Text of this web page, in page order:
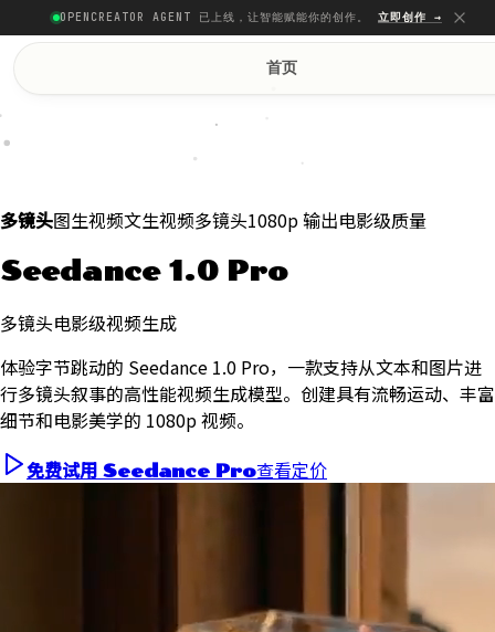
OPENCREATOR AGENT 已上线，让智能赋能你的创作。 立即创作 →
首页
多镜头图生视频文生视频多镜头1080p 输出电影级质量
Seedance 1.0 Pro
多镜头电影级视频生成
体验字节跳动的 Seedance 1.0 Pro，一款支持从文本和图片进
行多镜头叙事的高性能视频生成模型。创建具有流畅运动、丰富
细节和电影美学的 1080p 视频。
免费试用 Seedance Pro查看定价